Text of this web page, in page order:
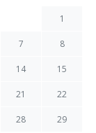
1
7 8
14 15
21 22
28 29